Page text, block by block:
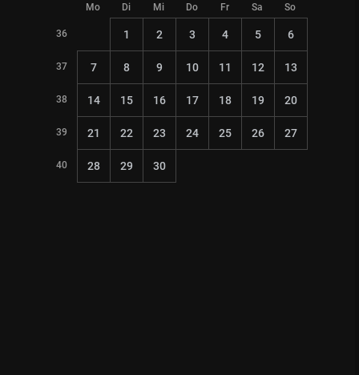
Mo Di Mi Do Fr Sa So
36 1 2 3 4 5 6
37 7 8 9 10 11 12 13
38 14 15 16 17 18 19 20
39 21 22 23 24 25 26 27
40 28 29 30